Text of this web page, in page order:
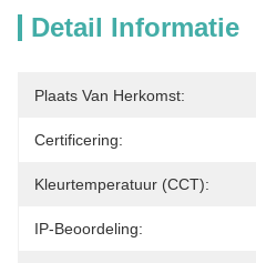
Detail Informatie
Plaats Van Herkomst:
Certificering:
Kleurtemperatuur (CCT):
IP-Beoordeling: